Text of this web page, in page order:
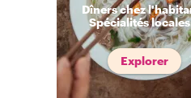
Dîners chez
Spécialités locales
Explorer